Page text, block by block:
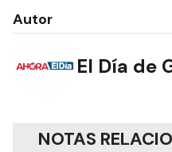
Autor
El Día de
NOTAS